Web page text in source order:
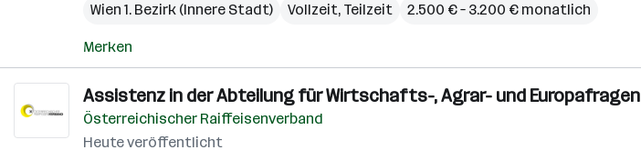
Wien 1. Bezirk (Innere Stadt)
Vollzeit, Teilzeit 2.500 € – 3.200 € monatlich
Merken
Assistenz in der Abteilung für Wirtschafts-, Agrar- und Europafragen
Österreichischer Raiffeisenverband
Heute veröffentlicht